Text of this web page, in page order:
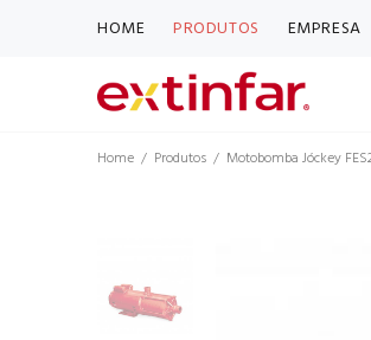
HOME PRODUTOS EMPRESA
Home Produtos Motobomba Jóckey